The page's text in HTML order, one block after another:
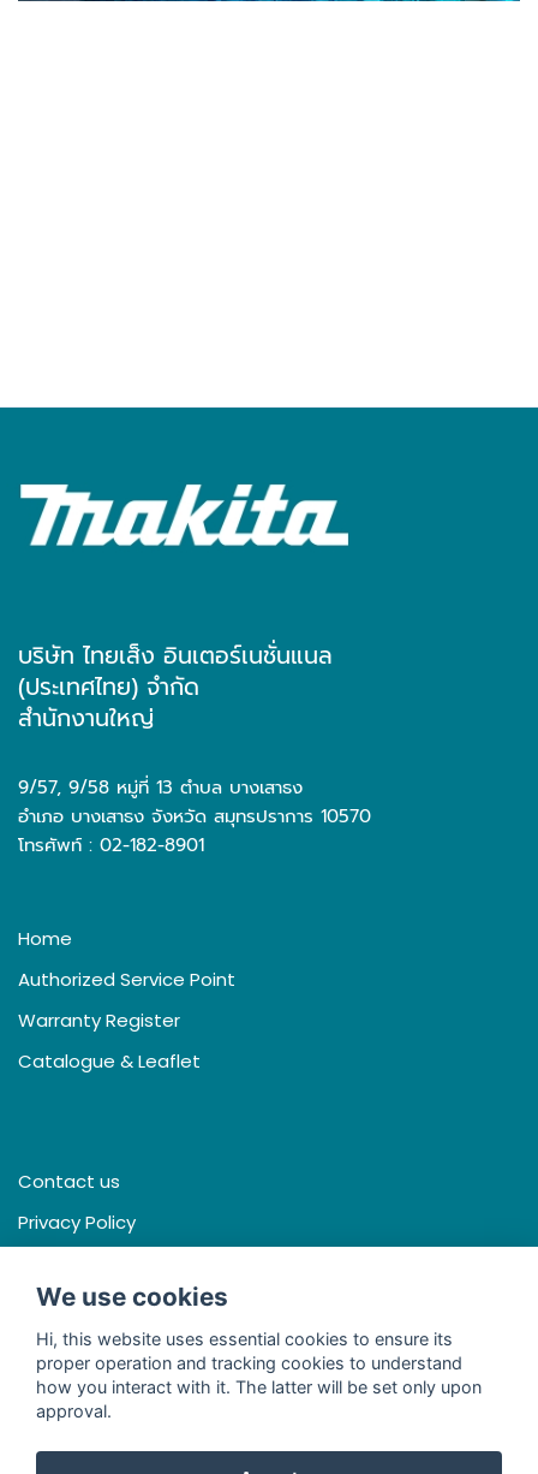
บริษัท ไทยเส็ง อินเตอร์เนชั่นแนล
(ประเทศไทย) จำกัด
สำนักงานใหญ่
9/57, 9/58 หมู่ที่ 13 ตำบล บางเสาธง
อำเภอ บางเสาธง จังหวัด สมุทรปราการ 10570
โทรศัพท์ : 02-182-8901
Home
Authorized Service Point
Warranty Register
Catalogue & Leaflet
Contact us
Privacy Policy
Facebook
Line
We use cookies
Hi, this website uses essential cookies to ensure its
proper operation and tracking cookies to understand
how you interact with it. The latter will be set only upon
approval.